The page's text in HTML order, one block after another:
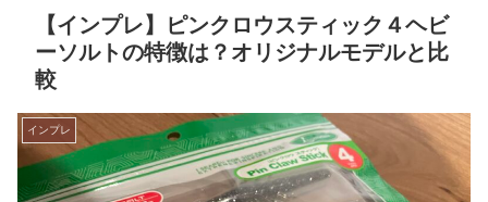
【インプレ】ピンクロウスティック４ヘビ
ーソルトの特徴は？オリジナルモデルと比
較
インプレ